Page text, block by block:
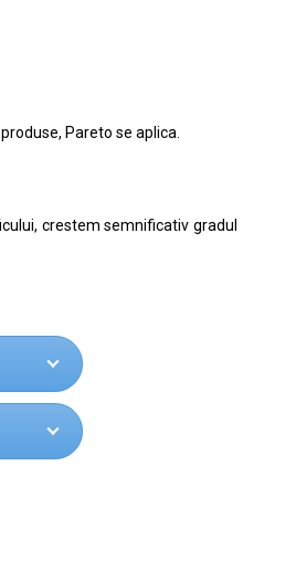
Pareto se aplica.
crestem semnificativ gradul